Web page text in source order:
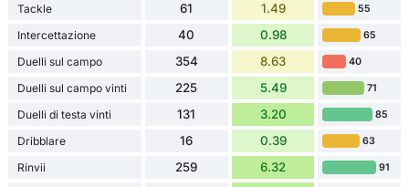
Tackle 61 1.49 55
Intercettazione 40 0.98 65
Duelli sul campo 354 8.63 40
Duelli sul campo vinti 225 5.49 71
Duelli di testa vinti 131 3.20 85
Dribblare 16 0.39 63
Rinvii 259 6.32 91